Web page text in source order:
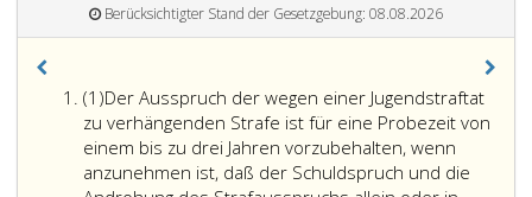
Berücksichtigter Stand der Gesetzgebung: 08.08.2026
(1)Absatz
eins
Der Ausspruch der wegen einer Jugendstraftat
zu verhängenden Strafe ist für eine Probezeit von
einem bis zu drei Jahren vorzubehalten, wenn
anzunehmen ist, daß der Schuldspruch und die